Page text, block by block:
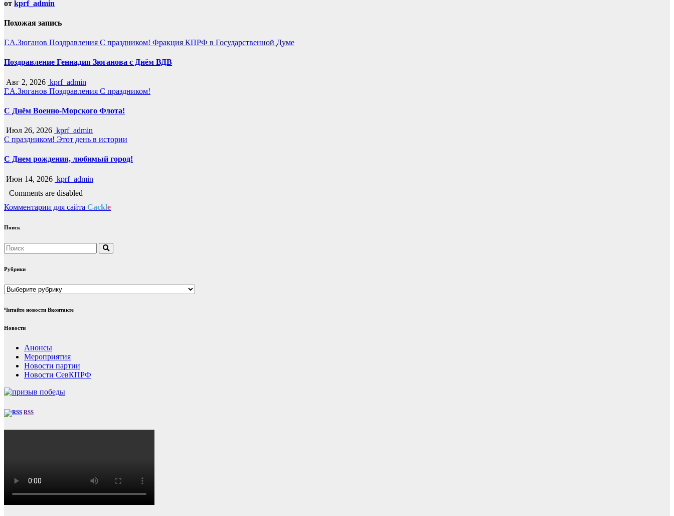
от kprf_admin
Похожая запись
Г.А.Зюганов Поздравления С праздником! Фракция КПРФ в Государственной Думе
Поздравление Геннадия Зюганова с Днём ВДВ
Авг 2, 2026 kprf_admin
Г.А.Зюганов Поздравления С праздником!
С Днём Военно-Морского Флота!
Июл 26, 2026 kprf_admin
С праздником! Этот день в истории
С Днем рождения, любимый город!
Июн 14, 2026 kprf_admin
Comments are disabled
Комментарии для сайта Cackle
Поиск
Рубрики
Рубрики
Читайте новости Вконтакте
Новости
Анонсы
Мероприятия
Новости партии
Новости СевКПРФ
RSS